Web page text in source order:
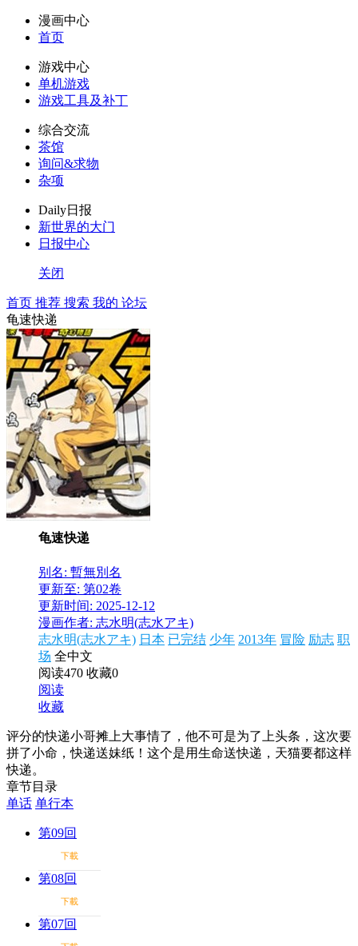
漫画中心
首页
游戏中心
单机游戏
游戏工具及补丁
综合交流
茶馆
询问&求物
杂项
Daily日报
新世界的大门
日报中心
关闭
首页 推荐 搜索 我的 论坛
龟速快递
龟速快递
别名: 暫無別名
更新至: 第02卷
更新时间: 2025-12-12
漫画作者: 志水明(志水アキ)
志水明(志水アキ) 日本 已完结 少年 2013年 冒险 励志 职
场 全中文
阅读470 收藏0
阅读
收藏
评分的快递小哥摊上大事情了，他不可是为了上头条，这次要
拼了小命，快递送妹纸！这个是用生命送快递，天猫要都这样
快递。
章节目录
单话 单行本
第09回
下載
第08回
下載
第07回